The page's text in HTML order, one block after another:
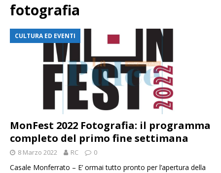
fotografia
CULTURA ED EVENTI
MonFest 2022 Fotografia: il programma
completo del primo fine settimana
8 Marzo 2022 RC 0
Casale Monferrato – E’ ormai tutto pronto per l’apertura della